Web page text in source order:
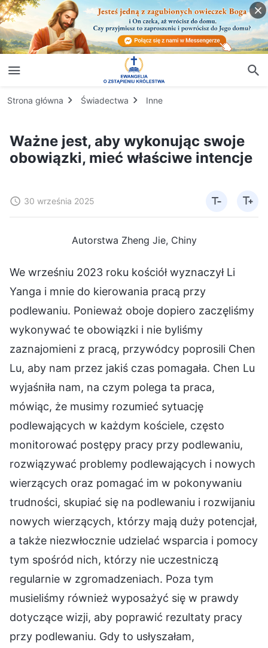
Strona główna Świadectwa Inne
Ważne jest, aby wykonując swoje
obowiązki, mieć właściwe intencje
30 września 2025
Autorstwa Zheng Jie, Chiny
We wrześniu 2023 roku kościół wyznaczył Li
Yanga i mnie do kierowania pracą przy
podlewaniu. Ponieważ oboje dopiero zaczęliśmy
wykonywać te obowiązki i nie byliśmy
zaznajomieni z pracą, przywódcy poprosili Chen
Lu, aby nam przez jakiś czas pomagała. Chen Lu
wyjaśniła nam, na czym polega ta praca,
mówiąc, że musimy rozumieć sytuację
podlewających w każdym kościele, często
monitorować postępy pracy przy podlewaniu,
rozwiązywać problemy podlewających i nowych
wierzących oraz pomagać im w pokonywaniu
trudności, skupiać się na podlewaniu i rozwijaniu
nowych wierzących, którzy mają duży potencjał,
a także niezwłocznie udzielać wsparcia i pomocy
tym spośród nich, którzy nie uczestniczą
regularnie w zgromadzeniach. Poza tym
musieliśmy również wyposażyć się w prawdy
dotyczące wizji, aby poprawić rezultaty pracy
przy podlewaniu. Gdy to usłyszałam,